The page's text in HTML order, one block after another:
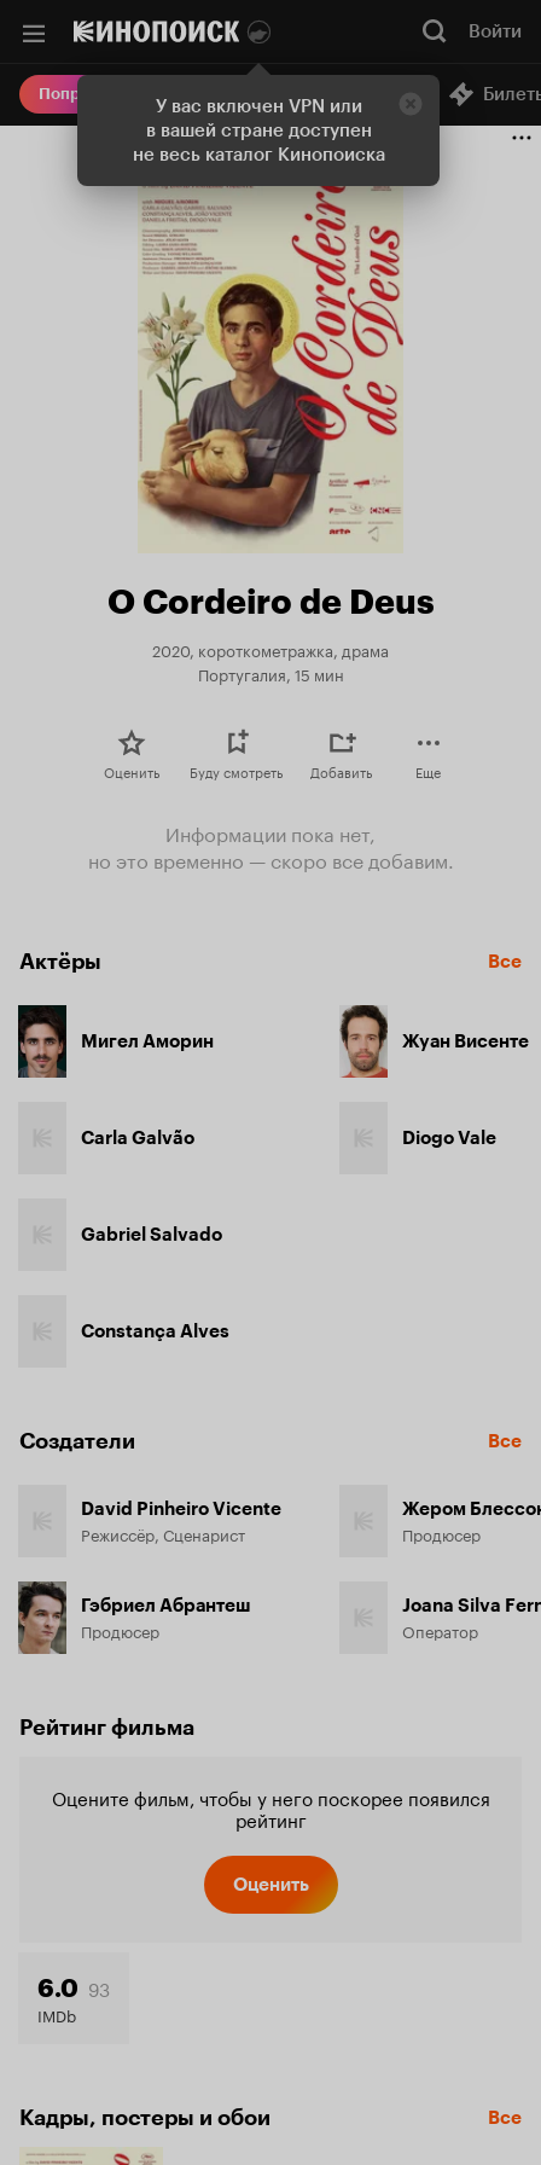
У вас включен VPN или
в вашей стране доступен
не весь каталог Кинопоиска
Войти
Попробовать Плюс Онлайн-кинотеатр
O Cordeiro de Deus
2020, короткометражка, драма
Португалия, 15 мин
Оценить Буду смотреть Добавить Еще
Информации пока нет,
но это временно — скоро все добавим.
Актёры Все
Мигел Аморин
Carla Galvão
Gabriel Salvado
Constança Alves
Жуан Висенте
Diogo Vale
Создатели Все
David Pinheiro Vicente
Режиссёр, Сценарист
Гэбриел Абрантеш
Продюсер
Жером
Продюсер
Joana Silva
Оператор
Рейтинг фильма
Оцените фильм, чтобы у него поскорее появился
рейтинг
Оценить
6.0 93
IMDb
Кадры, постеры и обои Все